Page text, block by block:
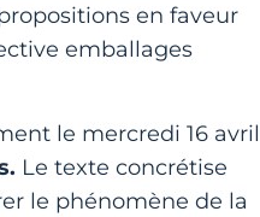
en faveur
emballages
le mercredi 16 avril
Le texte concrétise
le phénomène de la